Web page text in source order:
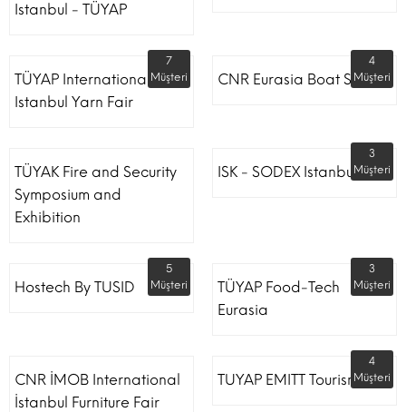
Istanbul - TÜYAP
TÜYAP International
Istanbul Yarn Fair
7
Müşteri
CNR Eurasia Boat Show
4
Müşteri
TÜYAK Fire and Security
Symposium and
Exhibition
ISK - SODEX Istanbul
3
Müşteri
Hostech By TUSID
5
Müşteri
TÜYAP Food-Tech
Eurasia
3
Müşteri
CNR İMOB International
İstanbul Furniture Fair
TUYAP EMITT Tourism Fair
4
Müşteri